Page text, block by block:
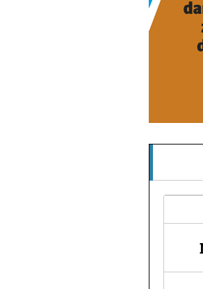
NAIU ESTETIKA